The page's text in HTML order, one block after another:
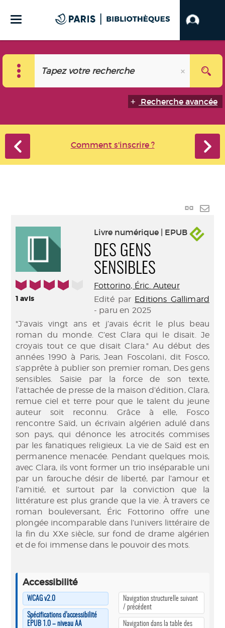
Recherche avancée
Comment s'inscrire ?
Lien
4/5
1avis
Livre numérique | EPUB
DES GENS
SENSIBLES
Fottorino, Éric. Auteur
Edité par Editions Gallimard
- paru en 2025
"J’avais vingt ans et j’avais écrit le plus beau
roman du monde. C’est Clara qui le disait. Je
croyais tout ce que disait Clara." Au début des
années 1990 à Paris, Jean Foscolani, dit Fosco,
s’apprête à publier son premier roman, Des gens
sensibles. Saisie par la force de son texte,
l’attachée de presse de la maison d’édition, Clara,
remue ciel et terre pour que le talent du jeune
auteur soit reconnu. Grâce à elle, Fosco
rencontre Saïd, un écrivain algérien adulé dans
son pays, qui dénonce les atrocités commises
par les fanatiques religieux. La vie de Saïd est en
permanence menacée. Pendant quelques mois,
avec Clara, ils vont former un trio inséparable uni
par un farouche désir de liberté, par l’amour et
l’amitié, et surtout par la conviction que la
littérature est plus grande que la vie. À travers ce
roman bouleversant, Éric Fottorino offre une
plongée incomparable dans l’univers littéraire de
la fin du XXe siècle, sur fond de drame algérien
et de foi immense dans le pouvoir des mots.
Accessibilité
WCAG v2.0
Spécifications d’accessibilité
EPUB 1.0 – niveau AA
Navigation structurelle suivant
/ précédent
Navigation dans la table des